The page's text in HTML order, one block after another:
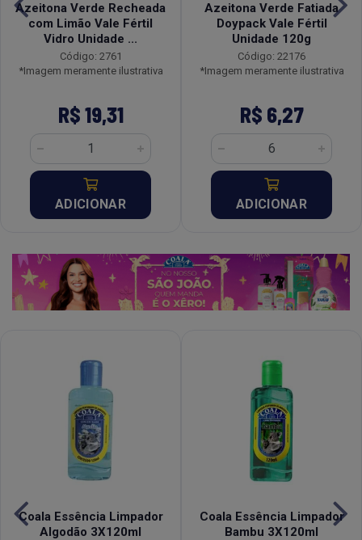
Azeitona Verde Recheada
com Limão Vale Fértil
Vidro Unidade ...
Código: 2761
*Imagem meramente ilustrativa
R$ 19,31
ADICIONAR
Azeitona Verde Fatiada
Doypack Vale Fértil
Unidade 120g
Código: 22176
*Imagem meramente ilustrativa
R$ 6,27
ADICIONAR
Coala Essência Limpador
Algodão 3X120ml
Coala Essência Limpador
Bambu 3X120ml